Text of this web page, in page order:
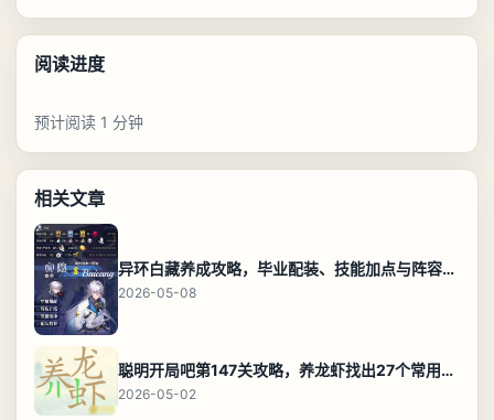
阅读进度
预计阅读 1 分钟
相关文章
异环白藏养成攻略，毕业配装、技能加点与阵容搭配保姆级解析
2026-05-08
聪明开局吧第147关攻略，养龙虾找出27个常用字通关答案
2026-05-02